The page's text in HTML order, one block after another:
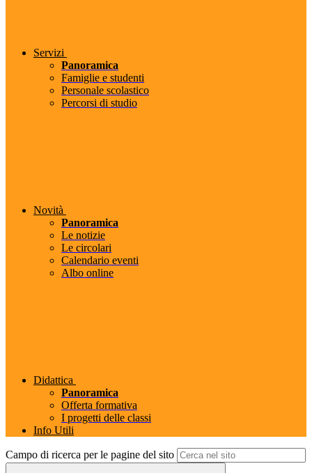
Servizi
Panoramica
Famiglie e studenti
Personale scolastico
Percorsi di studio
Novità
Panoramica
Le notizie
Le circolari
Calendario eventi
Albo online
Didattica
Panoramica
Offerta formativa
I progetti delle classi
Info Utili
Campo di ricerca per le pagine del sito